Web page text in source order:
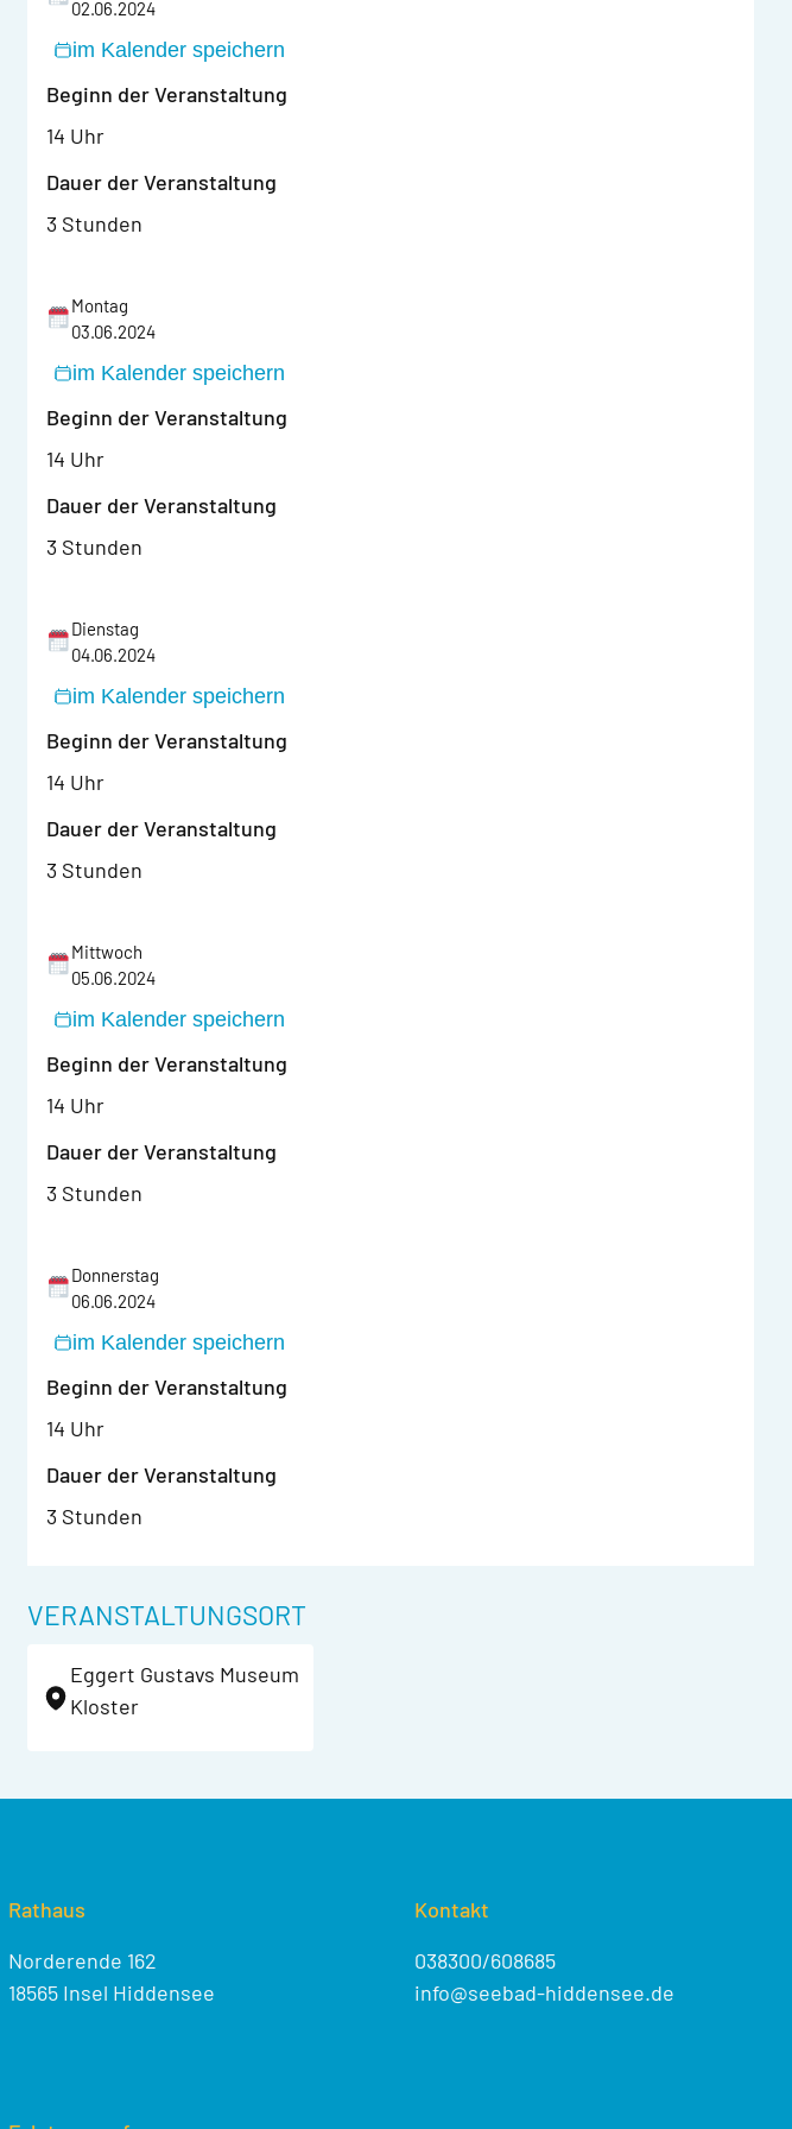
02.06.2024
im Kalender speichern
Beginn der Veranstaltung
14 Uhr
Dauer der Veranstaltung
3 Stunden
Montag
03.06.2024
im Kalender speichern
Beginn der Veranstaltung
14 Uhr
Dauer der Veranstaltung
3 Stunden
Dienstag
04.06.2024
im Kalender speichern
Beginn der Veranstaltung
14 Uhr
Dauer der Veranstaltung
3 Stunden
Mittwoch
05.06.2024
im Kalender speichern
Beginn der Veranstaltung
14 Uhr
Dauer der Veranstaltung
3 Stunden
Donnerstag
06.06.2024
im Kalender speichern
Beginn der Veranstaltung
14 Uhr
Dauer der Veranstaltung
3 Stunden
VERANSTALTUNGSORT
Eggert Gustavs Museum
Kloster
Rathaus
Norderende 162
18565 Insel Hiddensee
Kontakt
038300/608685
info@seebad-hiddensee.de